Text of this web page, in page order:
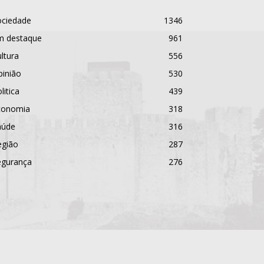
1346
destaque
961
556
530
439
318
316
287
276